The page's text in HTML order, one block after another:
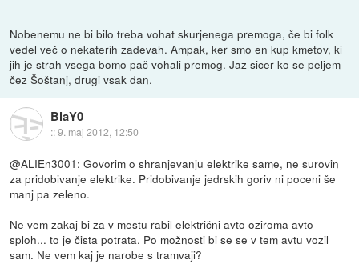
Nobenemu ne bi bilo treba vohat skurjenega premoga, če bi folk
vedel več o nekaterih zadevah. Ampak, ker smo en kup kmetov, ki
jih je strah vsega bomo pač vohali premog. Jaz sicer ko se peljem
čez Šoštanj, drugi vsak dan.
BlaY0
::9. maj 2012, 12:50
@ALIEn3001: Govorim o shranjevanju elektrike same, ne surovin
za pridobivanje elektrike. Pridobivanje jedrskih goriv ni poceni še
manj pa zeleno.
Ne vem zakaj bi za v mestu rabil električni avto oziroma avto
sploh... to je čista potrata. Po možnosti bi se se v tem avtu vozil
sam. Ne vem kaj je narobe s tramvaji?